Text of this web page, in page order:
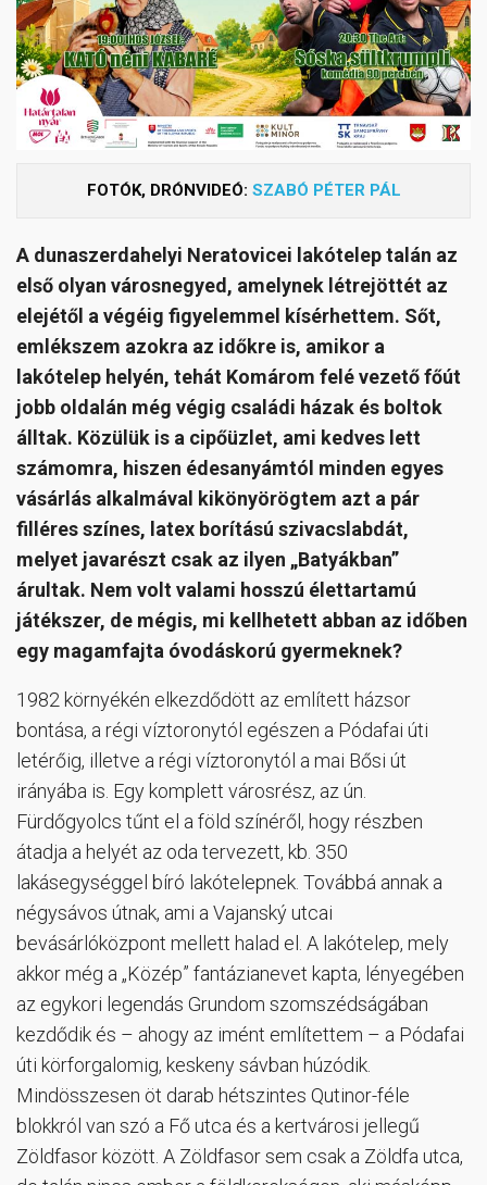
FOTÓK, DRÓNVIDEÓ: SZABÓ PÉTER PÁL
A dunaszerdahelyi Neratovicei lakótelep talán az
első olyan városnegyed, amelynek létrejöttét az
elejétől a végéig figyelemmel kísérhettem. Sőt,
emlékszem azokra az időkre is, amikor a
lakótelep helyén, tehát Komárom felé vezető főút
jobb oldalán még végig családi házak és boltok
álltak. Közülük is a cipőüzlet, ami kedves lett
számomra, hiszen édesanyámtól minden egyes
vásárlás alkalmával kikönyörögtem azt a pár
filléres színes, latex borítású szivacslabdát,
melyet javarészt csak az ilyen „Batyákban”
árultak. Nem volt valami hosszú élettartamú
játékszer, de mégis, mi kellhetett abban az időben
egy magamfajta óvodáskorú gyermeknek?
1982 környékén elkezdődött az említett házsor
bontása, a régi víztoronytól egészen a Pódafai úti
letérőig, illetve a régi víztoronytól a mai Bősi út
irányába is. Egy komplett városrész, az ún.
Fürdőgyolcs tűnt el a föld színéről, hogy részben
átadja a helyét az oda tervezett, kb. 350
lakásegységgel bíró lakótelepnek. Továbbá annak a
négysávos útnak, ami a Vajanský utcai
bevásárlóközpont mellett halad el. A lakótelep, mely
akkor még a „Közép” fantázianevet kapta, lényegében
az egykori legendás Grundom szomszédságában
kezdődik és – ahogy az imént említettem – a Pódafai
úti körforgalomig, keskeny sávban húzódik.
Mindösszesen öt darab hétszintes Qutinor-féle
blokkról van szó a Fő utca és a kertvárosi jellegű
Zöldfasor között. A Zöldfasor sem csak a Zöldfa utca,